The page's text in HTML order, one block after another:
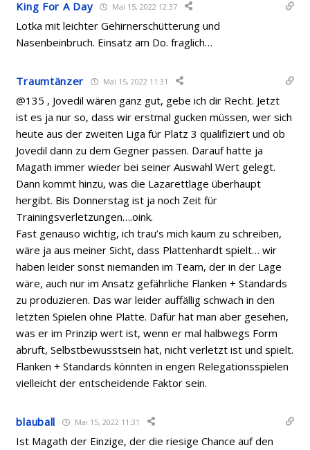
King For A Day Mai 15, 2022 12:37
Lotka mit leichter Gehirnerschütterung und
Nasenbeinbruch. Einsatz am Do. fraglich…
Traumtänzer Mai 15, 2022 11:31
@135 , Jovedil wären ganz gut, gebe ich dir Recht. Jetzt
ist es ja nur so, dass wir erstmal gucken müssen, wer sich
heute aus der zweiten Liga für Platz 3 qualifiziert und ob
Jovedil dann zu dem Gegner passen. Darauf hatte ja
Magath immer wieder bei seiner Auswahl Wert gelegt.
Dann kommt hinzu, was die Lazarettlage überhaupt
hergibt. Bis Donnerstag ist ja noch Zeit für
Trainingsverletzungen….oink.
Fast genauso wichtig, ich trau’s mich kaum zu schreiben,
wäre ja aus meiner Sicht, dass Plattenhardt spielt… wir
haben leider sonst niemanden im Team, der in der Lage
wäre, auch nur im Ansatz gefährliche Flanken + Standards
zu produzieren. Das war leider auffällig schwach in den
letzten Spielen ohne Platte. Dafür hat man aber gesehen,
was er im Prinzip wert ist, wenn er mal halbwegs Form
abruft, Selbstbewusstsein hat, nicht verletzt ist und spielt.
Flanken + Standards könnten in engen Relegationsspielen
vielleicht der entscheidende Faktor sein.
blauball Mai 15, 2022 11:31
Ist Magath der Einzige, der die riesige Chance auf den